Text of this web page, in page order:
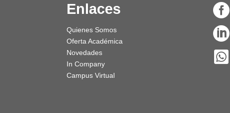
Enlaces
Quienes Somos
Oferta Académica
Novedades
In Company
Campus Virtual


